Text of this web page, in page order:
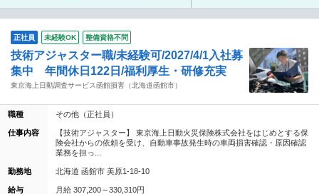
正社員 未経験OK 整備資格不問
技術アジャスター職/未経験可/2027/4/1入社募
集中 年間休日122日/福利厚生・研修充実
東京海上日動調査サービス函館損害（北海道函館市）
職種 その他（正社員）
仕事内容
【技術アジャスター】 東京海上日動火災保険株式会社をはじめとする保
険会社からの依頼を受け、自動車事故発生時の車両損害確認・原因確認
業務を担っ...
勤務地 北海道 函館市 美原1-18-10
給与 月給 307,200～330,310円